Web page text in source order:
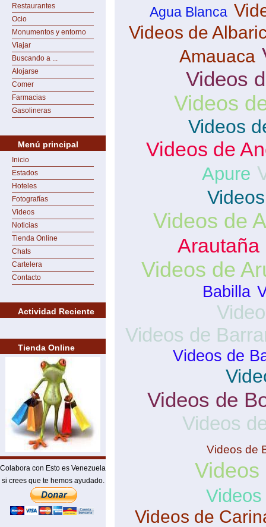
Restaurantes
Ocio
Monumentos y entorno
Viajar
Buscando a ...
Alojarse
Comer
Farmacias
Gasolineras
Menú principal
Inicio
Estados
Hoteles
Fotografías
Videos
Noticias
Tienda Online
Chats
Cartelera
Contacto
Actividad Reciente
Tienda Online
Colabora con Esto es Venezuela
si crees que te hemos ayudado.
Agua Blanca
Videos de
Amauaca
Videos
Videos
Videos
Videos de
Apure
Videos de
Arautaña
Videos de
Babilla
Videos de
Videos de
Videos de
Videos
Videos de
Videos
Videos de